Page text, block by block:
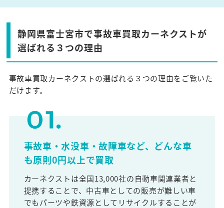
静岡県富士宮市で事故車買取カーネクストが
選ばれる３つの理由
事故車買取カーネクストの選ばれる３つの理由をご覧いた
だけます。
事故車・水没車・故障車など、どんな車
も原則0円以上で買取
カーネクストは全国13,000社の自動車関連業者と
提携することで、中古車としての販売が難しい車
でもパーツや鉄資源としてリサイクルすることが